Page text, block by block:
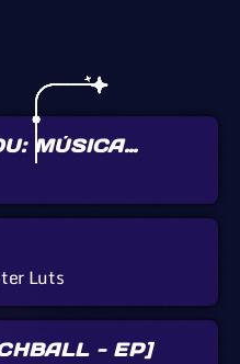
MÚSICA
Luts
- EP]